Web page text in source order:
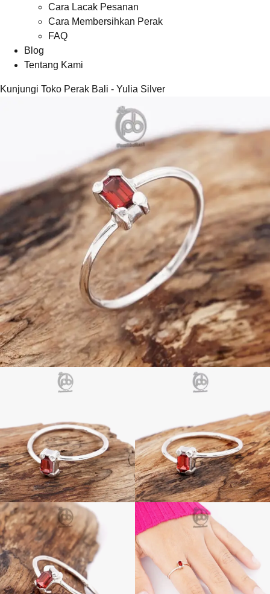
Cara Lacak Pesanan
Cara Membersihkan Perak
FAQ
Blog
Tentang Kami
Kunjungi Toko Perak Bali - Yulia Silver